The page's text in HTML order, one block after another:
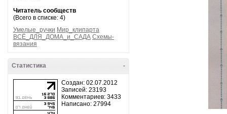
Читатель сообществ
(Всего в списке: 4)
Умелые_ручки Мир_клипарта
ВСЁ_ДЛЯ_ДОМА_и_САДА Схемы-
вязания
-
Статистика
Создан: 02.07.2012
Записей: 23193
Комментариев: 3433
Написано: 27994